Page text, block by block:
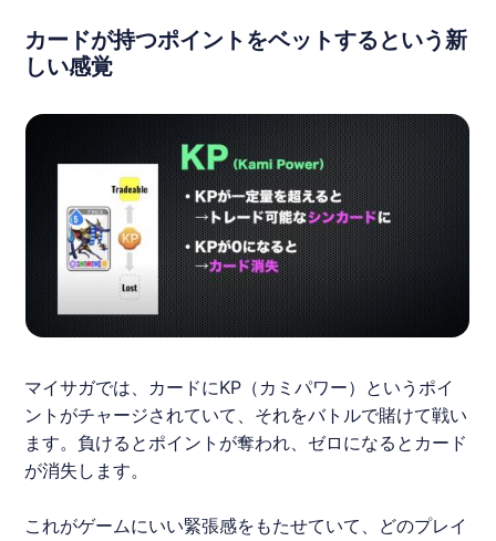
カードが持つポイントをベットするという新
しい感覚
マイサガでは、カードにKP（カミパワー）というポイ
ントがチャージされていて、それをバトルで賭けて戦い
ます。負けるとポイントが奪われ、ゼロになるとカード
が消失します。
これがゲームにいい緊張感をもたせていて、どのプレイ